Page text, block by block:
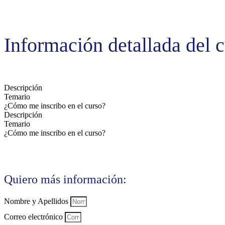
Información detallada del
Descripción
Temario
¿Cómo me inscribo en el curso?
Descripción
Temario
¿Cómo me inscribo en el curso?
Quiero más información:
Nombre y Apellidos
Correo electrónico